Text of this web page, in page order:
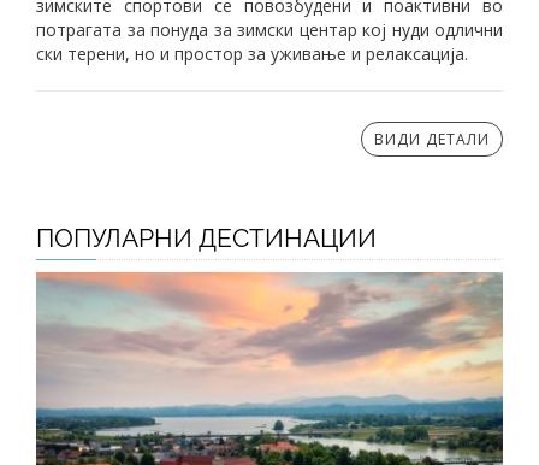
зимските спортови се повозбудени и поактивни во
потрагата за понуда за зимски центар кој нуди одлични
ски терени, но и простор за уживање и релаксација.
ВИДИ ДЕТАЛИ
ПОПУЛАРНИ ДЕСТИНАЦИИ